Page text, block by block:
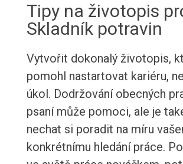
Tipy na životopis
Skladník potravin
Vytvořit dokonalý životopis,
pomohl nastartovat kariéru,
úkol. Dodržování obecných
psaní může pomoci, ale je
nechat si poradit na míru
konkrétnímu hledání práce.